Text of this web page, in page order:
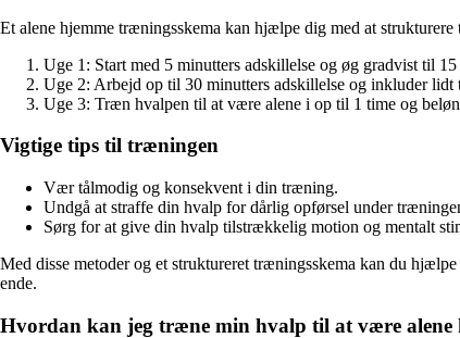
Et alene hjemme træningsskema kan hjælpe dig med at
Uge 1: Start med 5 minutters adskillelse og øg gradvist til 15
Uge 2: Arbejd op til 30 minutters adskillelse og inkluder lidt
Uge 3: Træn hvalpen til at være alene i op til 1 time og
Vigtige tips til træningen
Vær tålmodig og konsekvent i din træning.
Undgå at straffe din hvalp for dårlig opførsel under
Sørg for at give din hvalp tilstrækkelig motion og mentalt
Med disse metoder og et struktureret træningsskema kan du
ende.
Hvordan kan jeg træne min hvalp til at være alene